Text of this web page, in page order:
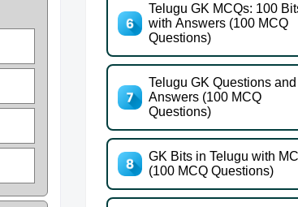
Telugu GK MCQs: 100
with Answers (100 MCQ
Questions)
Telugu GK Questions and
Answers (100 MCQ
Questions)
GK Bits in Telugu with
(100 MCQ Questions)